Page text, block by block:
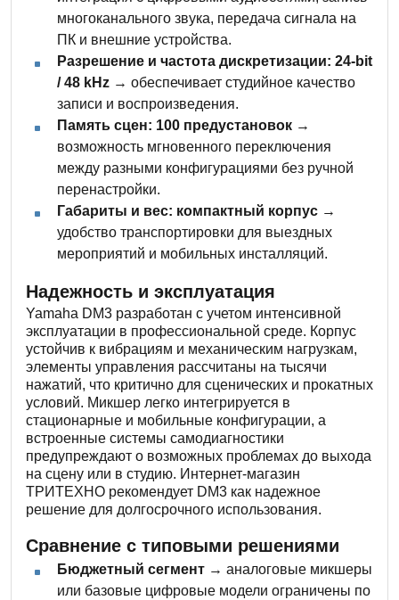
многоканального звука, передача сигнала на
ПК и внешние устройства.
Разрешение и частота дискретизации: 24-bit
/ 48 kHz → обеспечивает студийное качество
записи и воспроизведения.
Память сцен: 100 предустановок →
возможность мгновенного переключения
между разными конфигурациями без ручной
перенастройки.
Габариты и вес: компактный корпус →
удобство транспортировки для выездных
мероприятий и мобильных инсталляций.
Надежность и эксплуатация
Yamaha DM3 разработан с учетом интенсивной
эксплуатации в профессиональной среде. Корпус
устойчив к вибрациям и механическим нагрузкам,
элементы управления рассчитаны на тысячи
нажатий, что критично для сценических и прокатных
условий. Микшер легко интегрируется в
стационарные и мобильные конфигурации, а
встроенные системы самодиагностики
предупреждают о возможных проблемах до выхода
на сцену или в студию. Интернет-магазин
ТРИТЕХНО рекомендует DM3 как надежное
решение для долгосрочного использования.
Сравнение с типовыми решениями
Бюджетный сегмент → аналоговые микшеры
или базовые цифровые модели ограничены по